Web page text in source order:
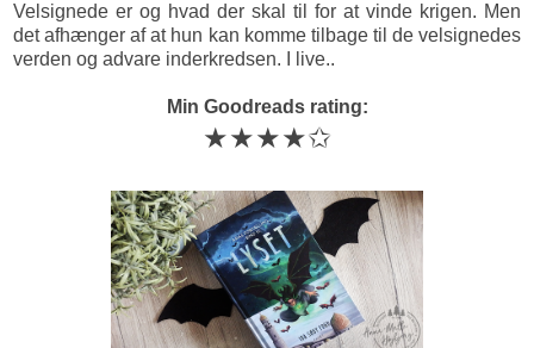
Velsignede er og hvad der skal til for at vinde krigen. Men
det afhænger af at hun kan komme tilbage til de velsignedes
verden og advare inderkredsen. I live..
Min Goodreads rating:
★★★★✩